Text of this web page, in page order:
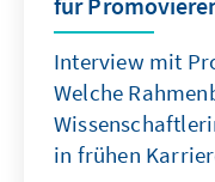
Interview mit
Welche
in frühen